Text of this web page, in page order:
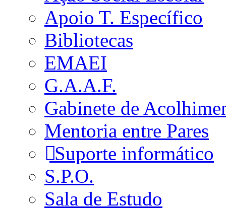
Apoio T. Específico
Bibliotecas
EMAEI
G.A.A.F.
Gabinete de
Mentoria entre Pares
Suporte informático
S.P.O.
Sala de Estudo